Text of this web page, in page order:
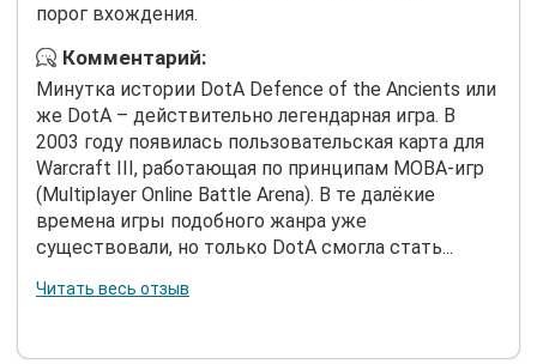
порог вхождения.
Комментарий:
Минутка истории DotA Defence of the Ancients или
же DotA – действительно легендарная игра. В
2003 году появилась пользовательская карта для
Warcraft III, работающая по принципам MOBA-игр
(Multiplayer Online Battle Arena). В те далёкие
времена игры подобного жанра уже
существовали, но только DotA смогла стать...
Читать весь отзыв